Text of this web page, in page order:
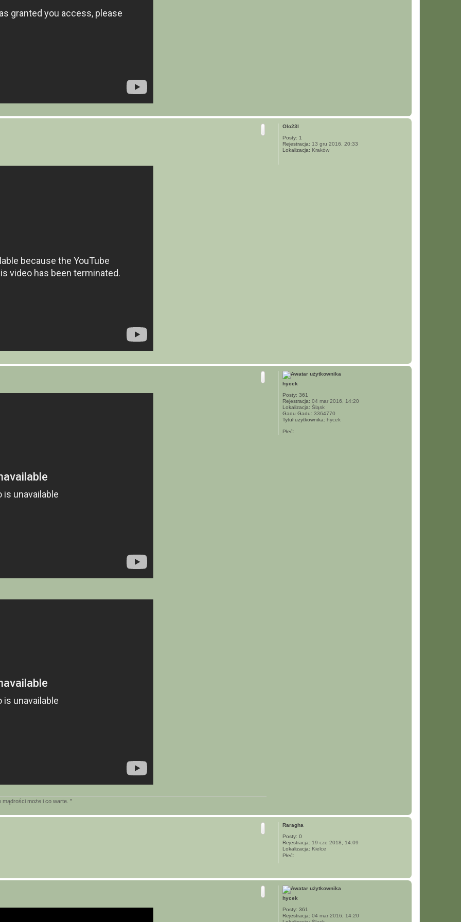
a
g
Olo23l
Posty: 1
Rejestracja: 13 gru 2016, 20:33
Lokalizacja: Kraków
hycek
Posty: 361
Rejestracja: 04 mar 2016, 14:20
Lokalizacja: Śląsk
Gadu Gadu: 3364770
Tytuł użytkownika: hycek
Płeć:
mądrości może i co warte. ''
Raragha
Posty: 0
Rejestracja: 19 cze 2018, 14:09
Lokalizacja: Kielce
Płeć:
hycek
Posty: 361
Rejestracja: 04 mar 2016, 14:20